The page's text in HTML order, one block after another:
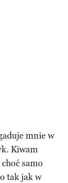
mnie w
Kiwam
samo
tak jak w